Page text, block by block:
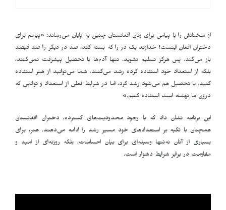
او سخنانش را با پیامی برای زنان افغانستان چنین به پایان می‌رساند: «پیامم برای
دختران افغان اینست! خداوند یک در را که بسته کند، صد در دیگر را صد فیصد
باز می‌کند. پس هرگز تسلیم نشوید. تنها آدم‌ها با تحصیل پیشرفت نمی‌کنند،
بلکه از استعداد خود استفاده کرده رشد می‌کنند. شما می‌توانید از هنر استفاده
کنید. با تحصیل هم می‌شود رشد کرد، اما در شرایط فعلی از استعداد و توانایی که
درون ما نهفته است استفاده کنیم.»
این برنامه نشان داد که با وجود محدودیت‌های گسترده، دختران افغانستان
همچنان با تکیه بر استعدادهای خود مسیر رشد را ادامه می‌دهند. هنر، برای
بسیاری از آنان نه‌تنها وسیله‌ای برای بیان احساسات، بلکه روزنه‌ای از امید و
مقاومت در برابر شرایط دشوار است.